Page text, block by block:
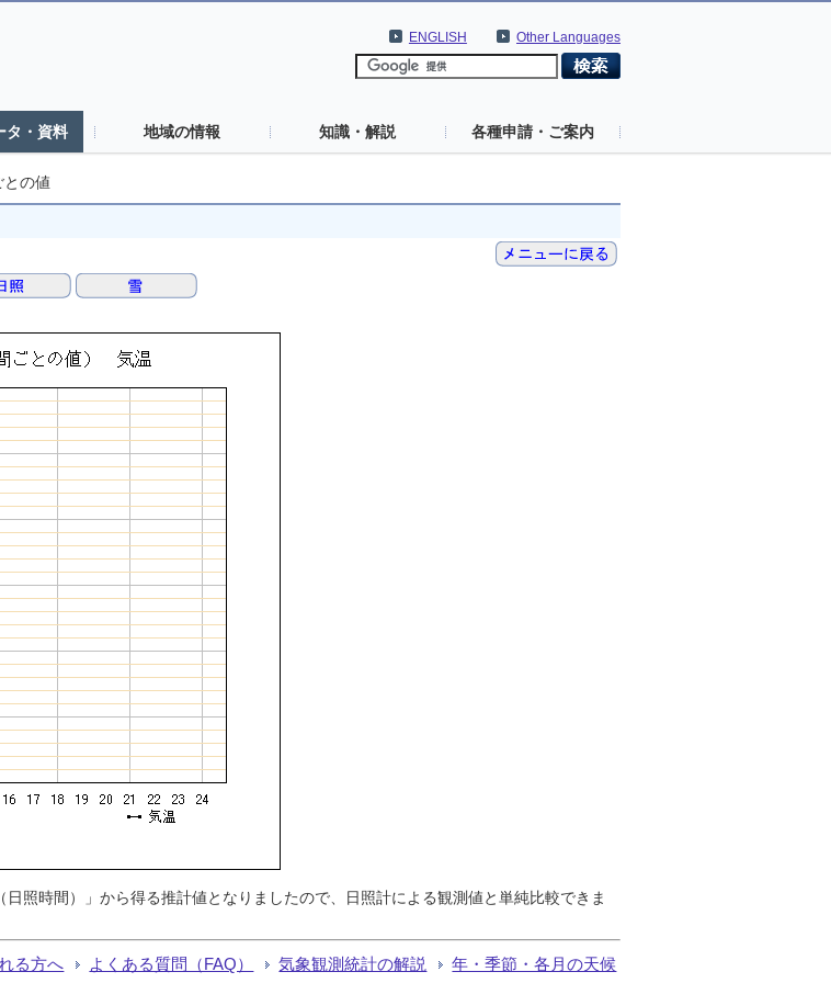
Other Languages
ENGLISH
タ・資料 地域の情報 知識・解説 各種申請・ご案内
との値
照時間）」から得る推計値となりましたので、日照計による観測値と単純比較できま
る方へ よくある質問（FAQ） 気象観測統計の解説 年・季節・各月の天候